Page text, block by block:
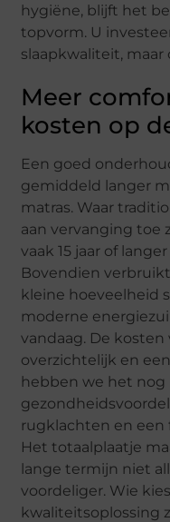
hygiëne, blijft het
topvorm. U
slaapkwaliteit,
Meer
kosten op
Een goed
gemiddeld langer
matras. Waar
aan vervanging toe
vaak 15 jaar of
Bovendien
kleine hoeveelheid
moderne
vandaag. De
overzichtelijk en
hebben we het nog
rugklachten en een
Het totaalplaatje
lange termijn niet
voordeliger. Wie
kwaliteitsoplossing